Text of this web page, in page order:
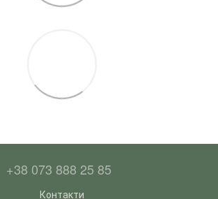
+38 073 888 25 85
Контакти